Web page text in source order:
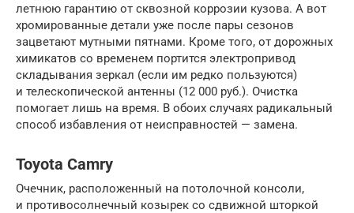
летнюю гарантию от сквозной коррозии кузова. А вот
хромированные детали уже после пары сезонов
зацветают мутными пятнами. Кроме того, от дорожных
химикатов со временем портится электропривод
складывания зеркал (если им редко пользуются)
и телескопической антенны (12 000 руб.). Очистка
помогает лишь на время. В обоих случаях радикальный
способ избавления от неисправностей — замена.
Toyota Camry
Очечник, расположенный на потолочной консоли,
и противосолнечный козырек со сдвижной шторкой